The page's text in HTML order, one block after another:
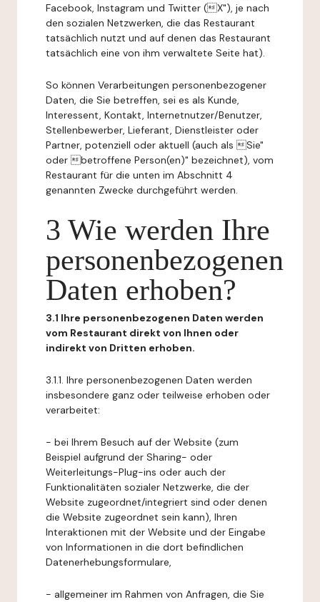
Facebook, Instagram und Twitter (X"), je nach
den sozialen Netzwerken, die das Restaurant
tatsächlich nutzt und auf denen das Restaurant
tatsächlich eine von ihm verwaltete Seite hat).
So können Verarbeitungen personenbezogener
Daten, die Sie betreffen, sei es als Kunde,
Interessent, Kontakt, Internetnutzer/Benutzer,
Stellenbewerber, Lieferant, Dienstleister oder
Partner, potenziell oder aktuell (auch als Sie"
oder betroffene Person(en)" bezeichnet), vom
Restaurant für die unten im Abschnitt 4
genannten Zwecke durchgeführt werden.
3 Wie werden Ihre
personenbezogenen
Daten erhoben?
3.1 Ihre personenbezogenen Daten werden
vom Restaurant direkt von Ihnen oder
indirekt von Dritten erhoben.
3.1.1. Ihre personenbezogenen Daten werden
insbesondere ganz oder teilweise erhoben oder
verarbeitet:
- bei Ihrem Besuch auf der Website (zum
Beispiel aufgrund der Sharing- oder
Weiterleitungs-Plug-ins oder auch der
Funktionalitäten sozialer Netzwerke, die der
Website zugeordnet/integriert sind oder denen
die Website zugeordnet sein kann), Ihren
Interaktionen mit der Website und der Eingabe
von Informationen in die dort befindlichen
Datenerhebungsformulare,
- allgemeiner im Rahmen von Anfragen, die Sie